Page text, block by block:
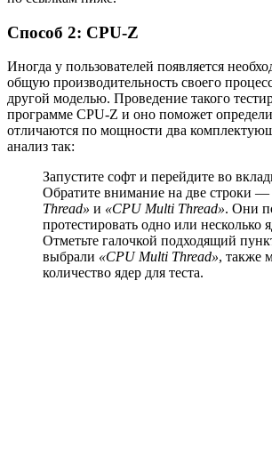
Способ 2: CPU-Z
Иногда у пользователей появляется
общую производительность своего
другой моделью. Проведение такого
программе CPU-Z и оно поможет
отличаются по мощности два
анализ так:
Запустите софт и перейдите во
Обратите внимание на две строки —
Thread» и «CPU Multi Thread». Они
протестировать одно или несколько
Отметьте галочкой подходящий
выбрали «CPU Multi Thread», также
количество ядер для теста.